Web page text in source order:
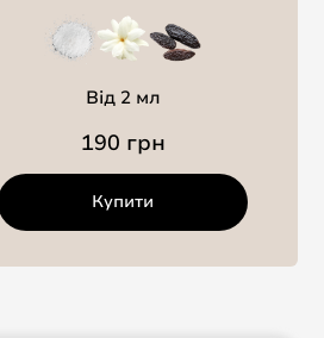
Від 2 мл
190 грн
Купити